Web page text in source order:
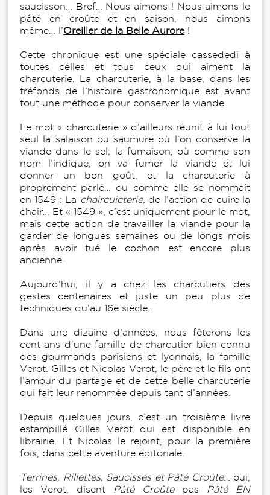
saucisson… Bref… Nous aimons ! Nous aimons le
pâté en croûte et en saison, nous aimons
même… l’Oreiller de la Belle Aurore!
Cette chronique est une spéciale cassededi à
toutes celles et tous ceux qui aiment la
charcuterie. La charcuterie, à la base, dans les
tréfonds de l’histoire gastronomique est avant
tout une méthode pour conserver la viande
Le mot « charcuterie » d’ailleurs réunit à lui tout
seul la salaison ou saumure où l’on conserve la
viande dans le sel; la fumaison, où comme son
nom l’indique, on va fumer la viande et lui
donner un bon goût, et la charcuterie à
proprement parlé… ou comme elle se nommait
en 1549 : La chaircuicterie, de l’action de cuire la
chair… Et « 1549 », c’est uniquement pour le mot,
mais cette action de travailler la viande pour la
garder de longues semaines ou de longs mois
après avoir tué le cochon est encore plus
ancienne.
Aujourd’hui, il y a chez les charcutiers des
gestes centenaires et juste un peu plus de
techniques qu’au 16e siècle…
Dans une dizaine d’années, nous fêterons les
cent ans d’une famille de charcutier bien connu
des gourmands parisiens et lyonnais, la famille
Verot. Gilles et Nicolas Verot, le père et le fils ont
l’amour du partage et de cette belle charcuterie
qui fait leur renommée depuis tant d’années.
Depuis quelques jours, c’est un troisième livre
estampillé Gilles Verot qui est disponible en
librairie. Et Nicolas le rejoint, pour la première
fois, dans cette aventure éditoriale.
Terrines, Rillettes, Saucisses et Pâté Croûte… oui,
les Verot, disent
Pâté Croûte pas
Pâté EN